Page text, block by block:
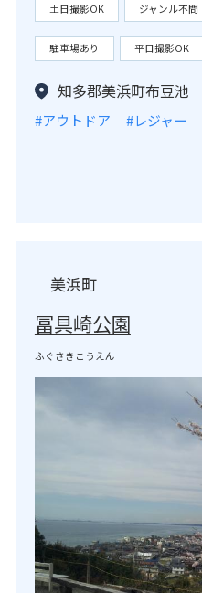
土日撮影OK ジャンル不問
駐車場あり 平日撮影OK
知多郡美浜町布豆池
#アウトドア #レジャー
美浜町
冨具崎公園
ふぐさきこうえん